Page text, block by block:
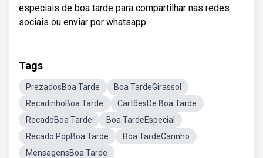
especiais de boa tarde para compartilhar nas redes
sociais ou enviar por whatsapp.
Tags
PrezadosBoa Tarde
Boa TardeGirassol
RecadinhoBoa Tarde
CartõesDe Boa Tarde
RecadoBoa Tarde
Boa TardeEspecial
Recado PopBoa Tarde
Boa TardeCarinho
MensagensBoa Tarde